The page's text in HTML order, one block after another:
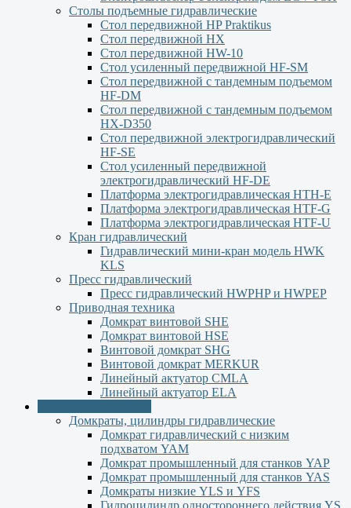
Столы подъемные гидравлические
Стол передвижной HP Praktikus
Стол передвижной HX
Стол передвижной HW-10
Стол усиленный передвижной HF-SM
Стол передвижной с тандемным подъемом
HF-DM
Стол передвижной с тандемным подъемом
HX-D350
Стол передвижной электрогидравлический
HF-SE
Стол усиленный передвижной
электрогидравлический HF-DE
Платформа электрогидравлическая HTH-E
Платформа электрогидравлическая HTF-G
Платформа электрогидравлическая HTF-U
Кран гидравлический
Гидравлический мини-кран модель HWK
KLS
Пресс гидравлический
Пресс гидравлический HWPHP и HWPEP
Приводная техника
Домкрат винтовой SHE
Домкрат винтовой HSE
Винтовой домкрат SHG
Винтовой домкрат MERKUR
Линейный актуатор CMLA
Линейный актуатор ЕLA
Домкраты, цилиндры гидравлические
Домкрат гидравлический с низким
подхватом YAM
Домкрат промышленный для станков YAP
Домкрат промышленный для станков YAS
Домкраты низкие YLS и YFS
Гидроцилиндр одностороннего действия YS